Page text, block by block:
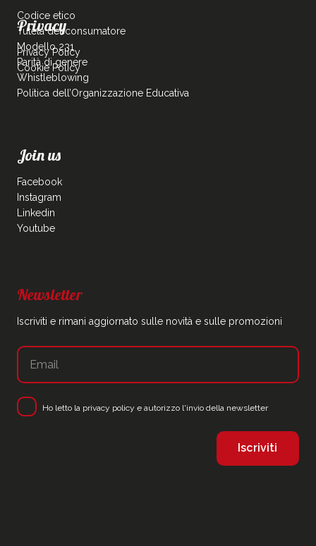
Codice etico
Tutela del consumatore
Modello 231
Parità di genere
Whistleblowing
Politica dell’Organizzazione Educativa
Privacy
Privacy Policy
Cookie Policy
Join us
Facebook
Instagram
Linkedin
Youtube
Newsletter
Iscriviti e rimani aggiornato sulle novità e sulle promozioni
Ho letto la privacy policy e autorizzo l'invio della newsletter